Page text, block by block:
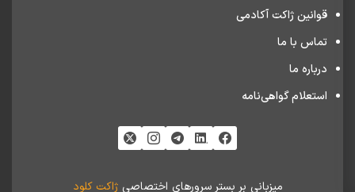
قوانین ژاکت آکادمی
تماس با ما
درباره ما
استعلام گواهی‌نامه
میزبانی بر بستر سرورهای اختصاصیژاکت کلود